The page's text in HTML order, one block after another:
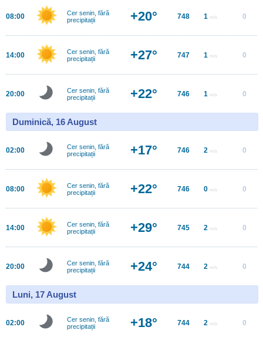
08:00
Cer senin, fără
precipitații
+20° 748 1 m/s 0
14:00
Cer senin, fără
precipitații
+27° 747 1 m/s 0
20:00
Cer senin, fără
precipitații
+22° 746 1 m/s 0
Duminică, 16 August
02:00
Cer senin, fără
precipitații
+17° 746 2 m/s 0
08:00
Cer senin, fără
precipitații
+22° 746 0 m/s 0
14:00
Cer senin, fără
precipitații
+29° 745 2 m/s 0
20:00
Cer senin, fără
precipitații
+24° 744 2 m/s 0
Luni, 17 August
02:00
Cer senin, fără
precipitații
+18° 744 2 m/s 0